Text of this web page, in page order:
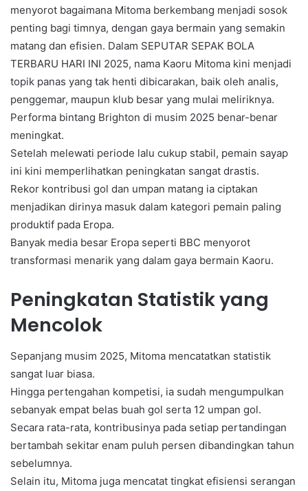
menyorot bagaimana Mitoma berkembang menjadi sosok
penting bagi timnya, dengan gaya bermain yang semakin
matang dan efisien. Dalam SEPUTAR SEPAK BOLA
TERBARU HARI INI 2025, nama Kaoru Mitoma kini menjadi
topik panas yang tak henti dibicarakan, baik oleh analis,
penggemar, maupun klub besar yang mulai meliriknya.
Performa bintang Brighton di musim 2025 benar-benar
meningkat.
Setelah melewati periode lalu cukup stabil, pemain sayap
ini kini memperlihatkan peningkatan sangat drastis.
Rekor kontribusi gol dan umpan matang ia ciptakan
menjadikan dirinya masuk dalam kategori pemain paling
produktif pada Eropa.
Banyak media besar Eropa seperti BBC menyorot
transformasi menarik yang dalam gaya bermain Kaoru.
Peningkatan Statistik yang
Mencolok
Sepanjang musim 2025, Mitoma mencatatkan statistik
sangat luar biasa.
Hingga pertengahan kompetisi, ia sudah mengumpulkan
sebanyak empat belas buah gol serta 12 umpan gol.
Secara rata-rata, kontribusinya pada setiap pertandingan
bertambah sekitar enam puluh persen dibandingkan tahun
sebelumnya.
Selain itu, Mitoma juga mencatat tingkat efisiensi serangan